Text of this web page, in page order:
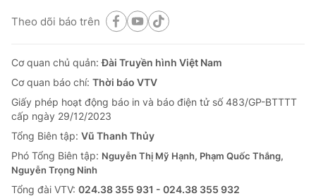
Theo dõi báo trên
Cơ quan chủ quản:Đài Truyền hình Việt Nam
Cơ quan báo chí: Thời báo VTV
Giấy phép hoạt động báo in và báo điện tử số 483/GP-BTTTT
cấp ngày 29/12/2023
Tổng Biên tập: Vũ Thanh Thủy
Phó Tổng Biên tập: Nguyễn Thị Mỹ Hạnh, Phạm Quốc Thắng,
Nguyễn Trọng Ninh
Tổng đài VTV: 024.38 355 931 - 024.38 355 932